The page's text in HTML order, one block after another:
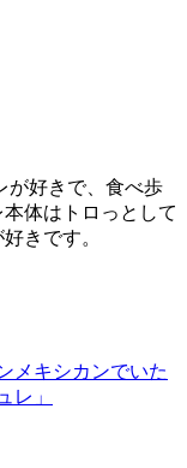
が好きで、食べ歩
体はトロっとして
きです。
メキシカンでいた
レ」